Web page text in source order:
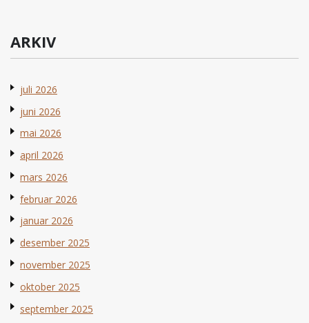
ARKIV
juli 2026
juni 2026
mai 2026
april 2026
mars 2026
februar 2026
januar 2026
desember 2025
november 2025
oktober 2025
september 2025